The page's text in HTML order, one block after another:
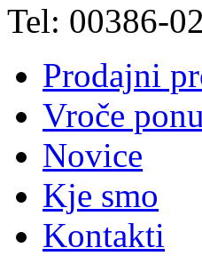
Tel: 00386-
Prodajni
Vroče
Novice
Kje smo
Kontakti